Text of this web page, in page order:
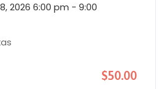
2026 6:00 pm - 9:00
$50.00